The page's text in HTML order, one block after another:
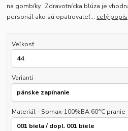
na gombíky. Zdravotnícka blúza je
personál ako sú opatrovateľ... celý popis
Veľkosť
Varianti
Materiál - Somax-100%BA 60°C pranie